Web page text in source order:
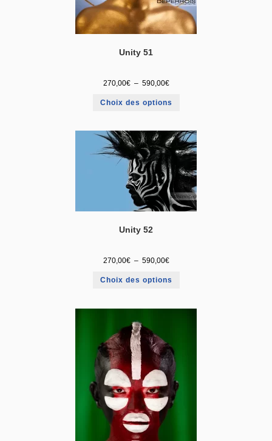
Unity 51
270,00€ – 590,00€
Choix des options
Unity 52
270,00€ – 590,00€
Choix des options